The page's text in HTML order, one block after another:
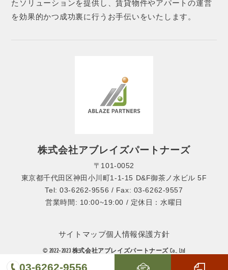
たソリューションを提供し、賃貸物件やアパートの運営
を効果的かつ成功裏に行うお手伝いをいたします。
株式会社アブレイズパートナーズ
〒101-0052
東京都千代田区神田小川町1-1-15 D&F御茶ノ水ビル 5F
Tel: 03-6262-9556 / Fax: 03-6262-9557
営業時間: 10:00~19:00 / 定休日：水曜日
© 2022-2023 株式会社アブレイズパートナーズ Co., Ltd
サイトマップ個人情報保護方針
03-6262-9556